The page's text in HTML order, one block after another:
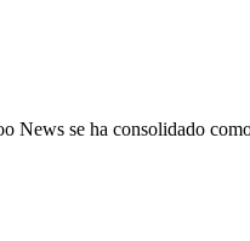
News se ha consolidado